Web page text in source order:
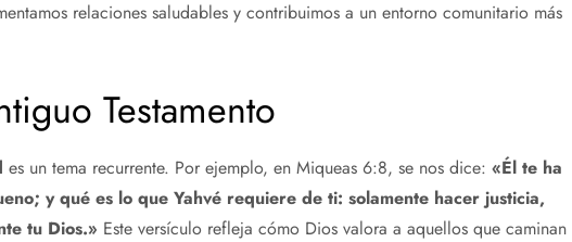
relaciones saludables y contribuimos a un entorno comunitario más
Testamento
es un tema recurrente. Por ejemplo, en Miqueas 6:8, se nos dice:«Él te ha
y qué es lo que Yahvé requiere de ti: solamente hacer justicia,
tu Dios.» Este versículo refleja cómo Dios valora a aquellos que caminan